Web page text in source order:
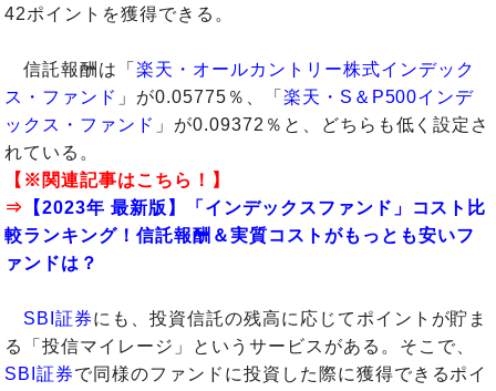
42ポイントを獲得できる。
信託報酬は「楽天・オールカントリー株式インデック
ス・ファンド 」が0.05775％、「 楽天・S＆P500インデ
ックス・ファンド 」が0.09372％と、どちらも低く設定さ
れている。
【※関連記事はこちら！】
⇒ 【2023年 最新版】「インデックスファンド」コスト比
較ランキング！信託報酬＆実質コストがもっとも安いフ
ァンドは？
SBI証券にも、投資信託の残高に応じてポイントが貯ま
る「投信マイレージ」というサービスがある。そこで、
SBI証券で同様のファンドに投資した際に獲得できるポイ